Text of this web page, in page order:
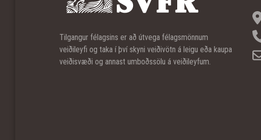
Tilgangur félagsins er að útvega félagsmönnum
veiðileyfi og taka í því skyni veiðivötn á leigu eða kaupa
veiðisvæði og annast umboðssölu á veiðileyfum.